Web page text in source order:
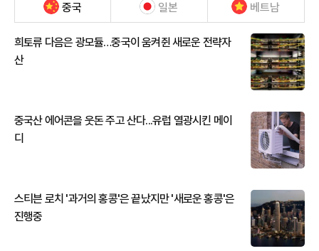
중국 일본 베트남
희토류 다음은 광모듈…중국이 움켜쥔 새로운 전략자
산
중국산 에어콘을 웃돈 주고 산다...유럽 열광시킨 메이
디
스티븐 로치 '과거의 홍콩'은 끝났지만 '새로운 홍콩'은
진행중